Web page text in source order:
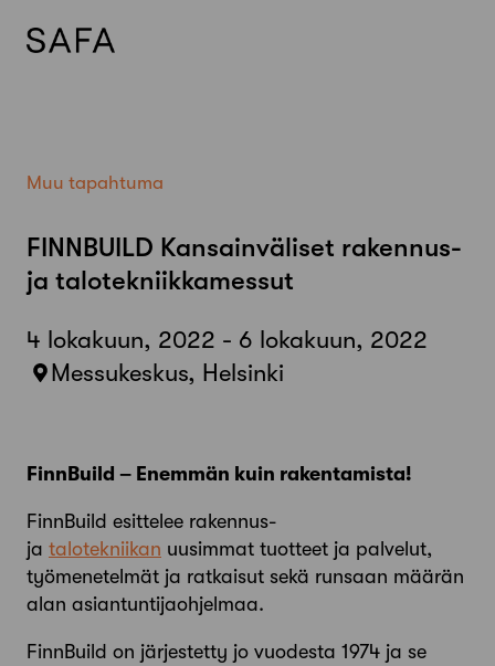
Muu tapahtuma
FINNBUILD Kansainväliset rakennus-
ja talotekniikkamessut
4 lokakuun, 2022 - 6 lokakuun, 2022
Messukeskus, Helsinki
FinnBuild – Enemmän kuin rakentamista!
FinnBuild esittelee rakennus-
ja talotekniikan uusimmat tuotteet ja palvelut,
työmenetelmät ja ratkaisut sekä runsaan määrän
alan asiantuntijaohjelmaa.
FinnBuild on järjestetty jo vuodesta 1974 ja se